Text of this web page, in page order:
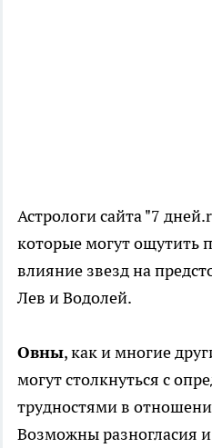
Астрологи сайта "7
которые могут ощутить
влияние звезд на
Лев и Водолей.
Овны, как и многие
могут столкнуться с
трудностями в
Возможны разногласия